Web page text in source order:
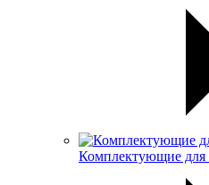
Комплектующие для